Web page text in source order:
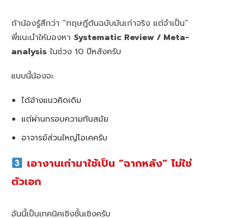
ถ้าน้องรู้สึกว่า “ทฤษฎีต้นฉบับมันเก่าจริง แต่จำเป็น”
พี่แนะนำให้มองหา Systematic Review / Meta-
analysis ในช่วง 10 ปีหลังครับ
แบบนี้น้องจะ
ได้อ้างแนวคิดเดิม
แต่ผ่านกรอบความทันสมัย
อาจารย์ส่วนใหญ่โอเคครับ
เอางานเก่ามาใช้เป็น “ฉากหลัง” ไม่ใช่
ตัวเอก
อันนี้เป็นเทคนิคเชิงชั้นเชิงครับ